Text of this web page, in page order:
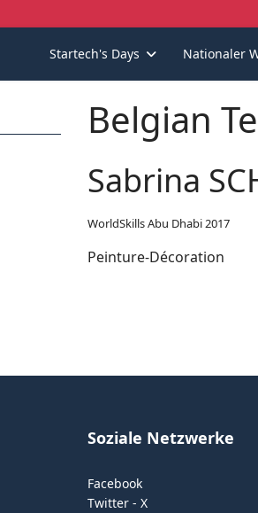
Startech's Days Nationaler
Belgian
Sabrina
WorldSkills Abu Dhabi 2017
Peinture-Décoration
Soziale Netzwerke
Facebook
Twitter - X